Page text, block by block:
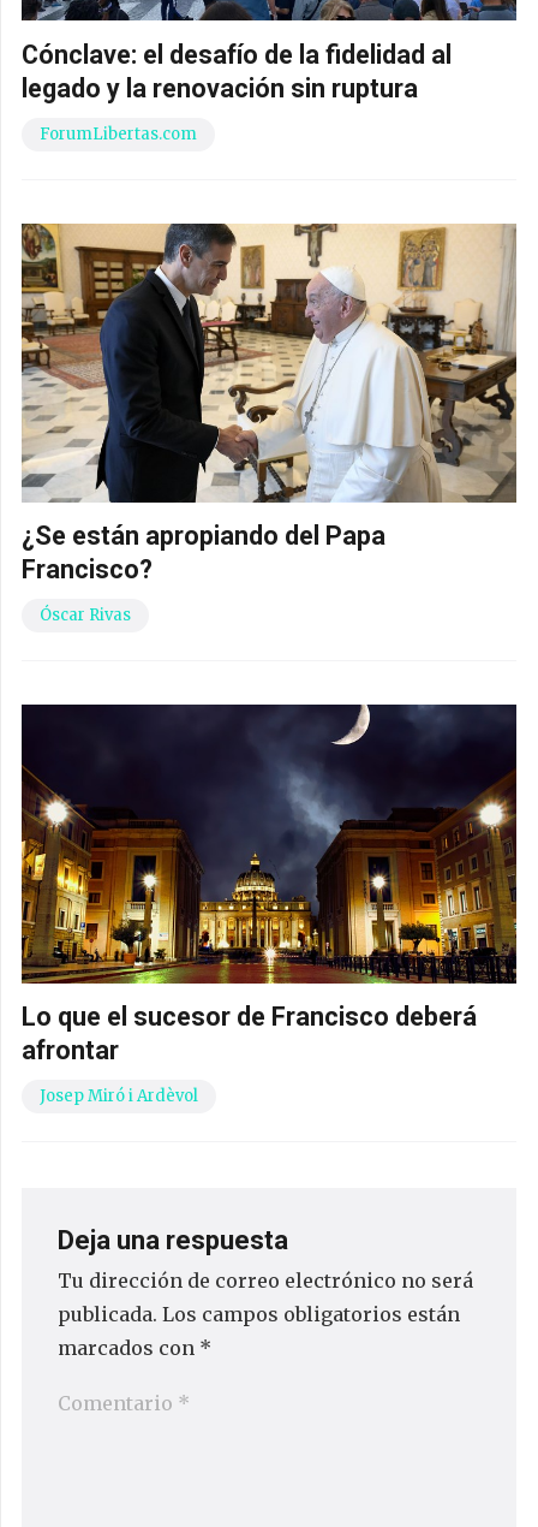
Cónclave: el desafío de la fidelidad al
legado y la renovación sin ruptura
ForumLibertas.com
¿Se están apropiando del Papa
Francisco?
Óscar Rivas
Lo que el sucesor de Francisco deberá
afrontar
Josep Miró i Ardèvol
Deja una respuesta
Tu dirección de correo electrónico no será
publicada. Los campos obligatorios están
marcados con *